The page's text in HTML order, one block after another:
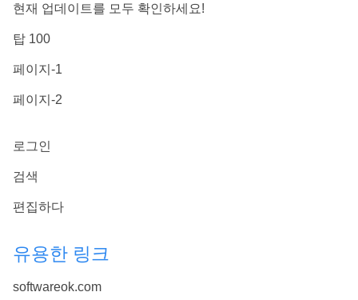
현재 업데이트를 모두 확인하세요!
탑 100
페이지-1
페이지-2
로그인
검색
편집하다
유용한 링크
softwareok.com